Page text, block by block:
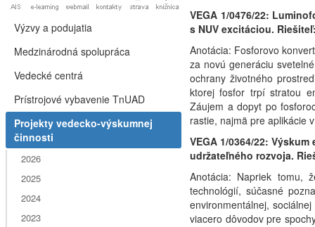
VEGA 1/0476/22:
s NUV excitáciou.
Anotácia: Fosforovo
za novú generáciu
ochrany životného
ktorej fosfor trpí stratou
Záujem a dopyt po
rastie, najmä pre aplikácie
VEGA 1/0364/22:
udržateľného rozvoja.
Anotácia: Napriek tomu,
technológií, súčasné
environmentálnej,
viacero dôvodov pre
Výzvy a podujatia
Medzinárodná spolupráca
Vedecké centrá
Prístrojové vybavenie TnUAD
Projekty vedecko-výskumnej
činnosti
2026
2025
2024
2023